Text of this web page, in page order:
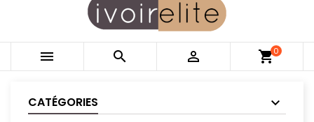
   shopping_cart0
CATÉGORIES